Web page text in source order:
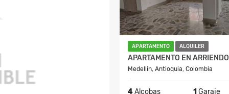
APARTAMENTO ALQUILER
Medellín, Antioquia, Colombia
4Alcobas 1 Garaje